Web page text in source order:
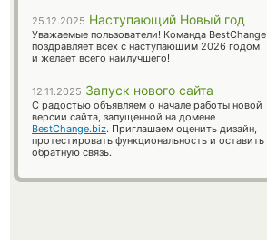
25.12.2025 Наступающий Новый год
Уважаемые пользователи! Команда BestChange
поздравляет всех с наступающим 2026 годом
и желает всего наилучшего!
12.11.2025 Запуск нового сайта
С радостью объявляем о начале работы новой
версии сайта, запущенной на домене
BestChange.biz. Приглашаем оценить дизайн,
протестировать функциональность и оставить
обратную связь.